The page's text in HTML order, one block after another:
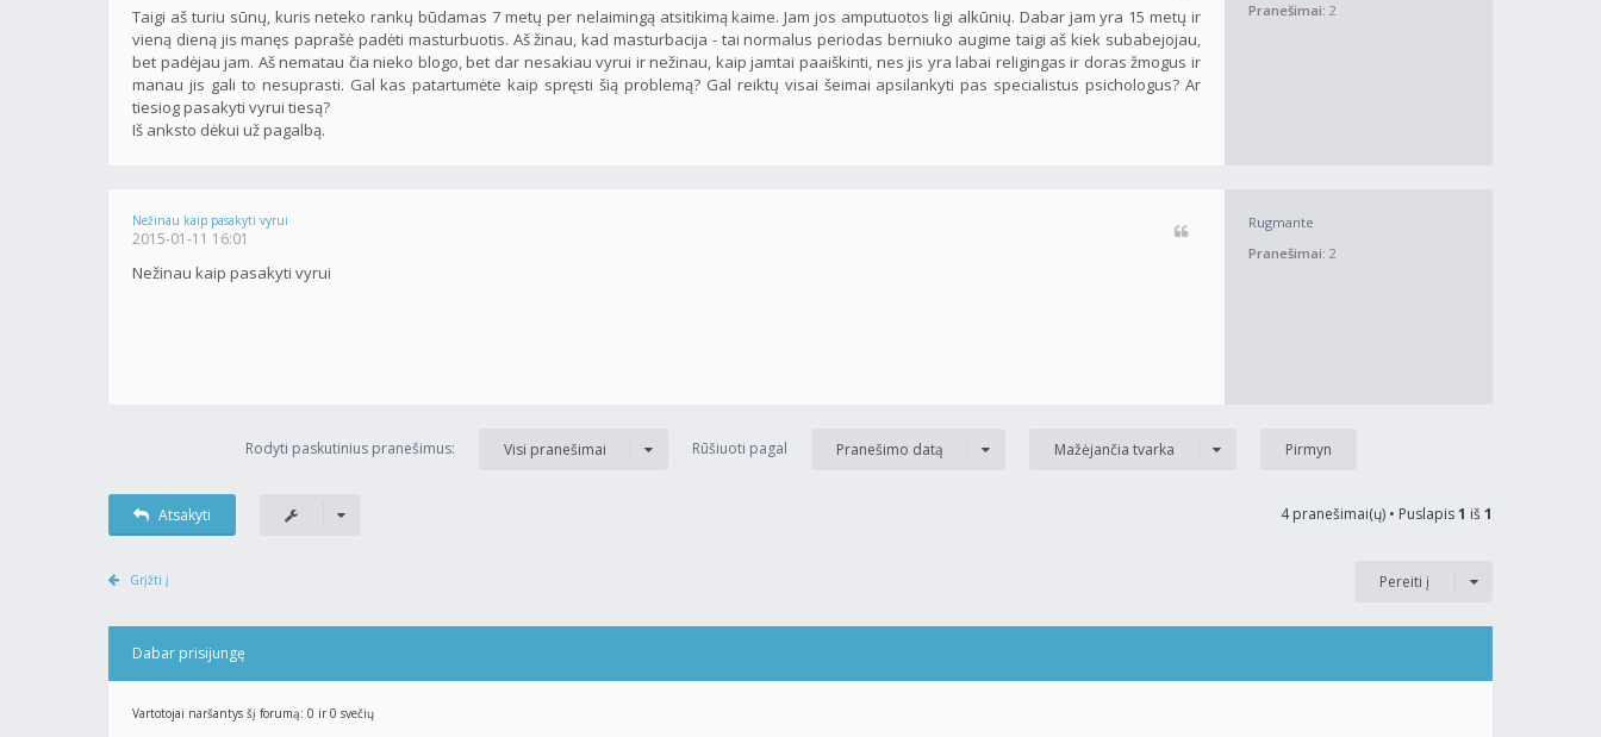
Pranešimai: 2
Taigi aš turiu sūnų, kuris neteko rankų būdamas 7 metų per nelaimingą atsitikimą kaime. Jam jos amputuotos ligi alkūnių. Dabar jam yra 15 metų ir
vieną dieną jis manęs paprašė padėti masturbuotis. Aš žinau, kad masturbacija - tai normalus periodas berniuko augime taigi aš kiek subabejojau,
bet padėjau jam. Aš nematau čia nieko blogo, bet dar nesakiau vyrui ir nežinau, kaip jamtai paaiškinti, nes jis yra labai religingas ir doras žmogus ir
manau jis gali to nesuprasti. Gal kas patartumėte kaip spręsti šią problemą? Gal reiktų visai šeimai apsilankyti pas specialistus psichologus? Ar
tiesiog pasakyti vyrui tiesą?
Iš anksto dėkui už pagalbą.
Rugmante
Pranešimai: 2
Nežinau kaip pasakyti vyrui
2015-01-11 16:01
Nežinau kaip pasakyti vyrui
Rodyti paskutinius pranešimus: Visi pranešimai Rūšiuoti pagal Pranešimo datą Mažėjančia tvarka
Atsakyti 4 pranešimai(ų) • Puslapis1 iš1
Grįžti į Pereiti į
Dabar prisijungę
Vartotojai naršantys šį forumą: 0 ir 0 svečių